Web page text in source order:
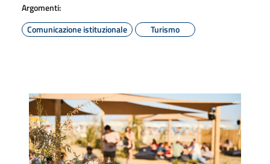
Argomenti:
Comunicazione istituzionale
Turismo